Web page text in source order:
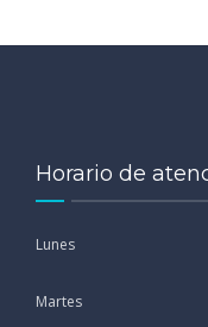
Horario de
Lunes
Martes